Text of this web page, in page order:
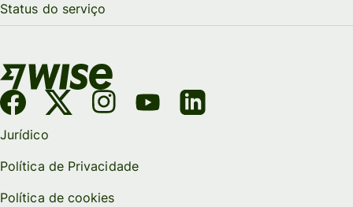
Status do serviço
Jurídico
Política de Privacidade
Política de cookies